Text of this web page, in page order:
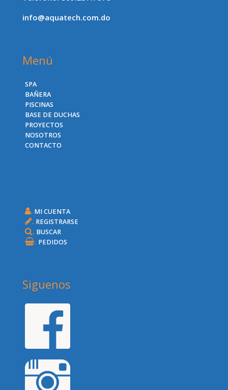
info@aquatech.com.do
Menú
SPA
BAÑERA
PISCINAS
BASE DE DUCHAS
PROYECTOS
NOSOTROS
CONTACTO
. MI CUENTA
. REGISTRARSE
. BUSCAR
. PEDIDOS
Siguenos